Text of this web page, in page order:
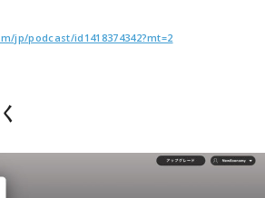
jp/podcast/id1418374342?mt=2